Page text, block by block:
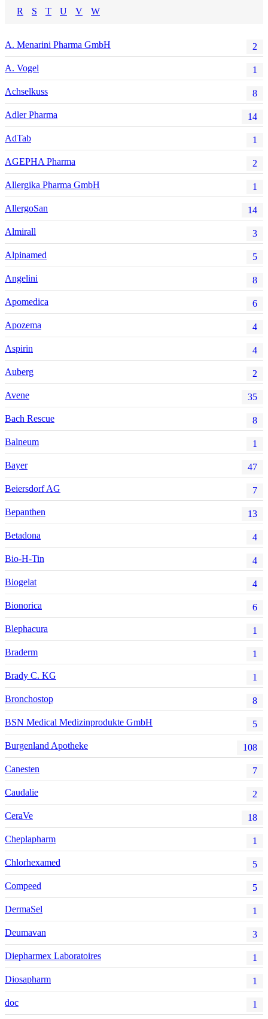
R
S T U V W
A. Menarini Pharma GmbH 2
A. Vogel 1
Achselkuss 8
Adler Pharma 14
AdTab 1
AGEPHA Pharma 2
Allergika Pharma GmbH 1
AllergoSan 14
Almirall 3
Alpinamed 5
Angelini 8
Apomedica 6
Apozema 4
Aspirin 4
Auberg 2
Avene 35
Bach Rescue 8
Balneum 1
Bayer 47
Beiersdorf AG 7
Bepanthen 13
Betadona 4
Bio-H-Tin 4
Biogelat 4
Bionorica 6
Blephacura 1
Braderm 1
Brady C. KG 1
Bronchostop 8
BSN Medical Medizinprodukte GmbH 5
Burgenland Apotheke 108
Canesten 7
Caudalie 2
CeraVe 18
Cheplapharm 1
Chlorhexamed 5
Compeed 5
DermaSel 1
Deumavan 3
Diepharmex Laboratoires 1
Diosapharm 1
doc 1